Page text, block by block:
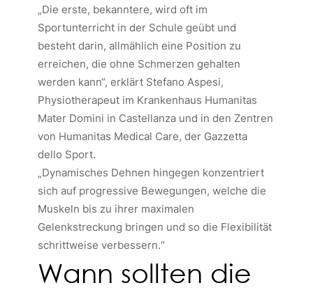
„Die erste, bekanntere, wird oft im
Sportunterricht in der Schule geübt und
besteht darin, allmählich eine Position zu
erreichen, die ohne Schmerzen gehalten
werden kann“, erklärt Stefano Aspesi,
Physiotherapeut im Krankenhaus Humanitas
Mater Domini in Castellanza und in den Zentren
von Humanitas Medical Care, der Gazzetta
dello Sport.
„Dynamisches Dehnen hingegen konzentriert
sich auf progressive Bewegungen, welche die
Muskeln bis zu ihrer maximalen
Gelenkstreckung bringen und so die Flexibilität
schrittweise verbessern.“
Wann sollten die